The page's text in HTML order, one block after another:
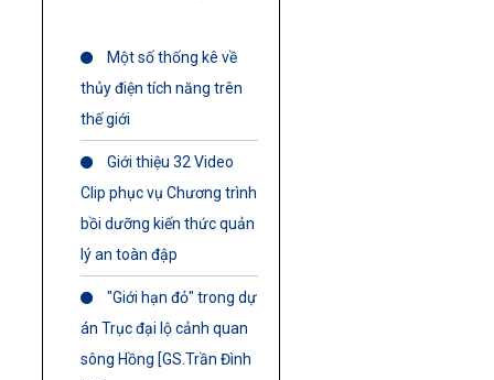
Một số thống kê về
thủy điện tích năng trên
thế giới
Giới thiệu 32 Video
Clip phục vụ Chương trình
bồi dưỡng kiến thức quản
lý an toàn đập
"Giới hạn đỏ" trong dự
án Trục đại lộ cảnh quan
sông Hồng [GS.Trần Đình